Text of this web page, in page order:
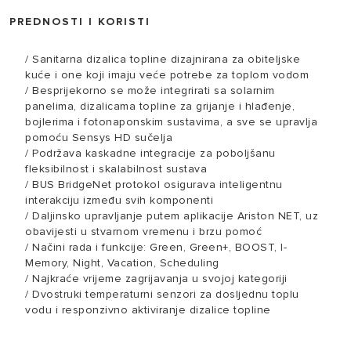
PREDNOSTI I KORISTI
/ Sanitarna dizalica topline dizajnirana za obiteljske
kuće i one koji imaju veće potrebe za toplom vodom
/ Besprijekorno se može integrirati sa solarnim
panelima, dizalicama topline za grijanje i hlađenje,
bojlerima i fotonaponskim sustavima, a sve se upravlja
pomoću Sensys HD sučelja
/ Podržava kaskadne integracije za poboljšanu
fleksibilnost i skalabilnost sustava
/ BUS BridgeNet protokol osigurava inteligentnu
interakciju između svih komponenti
/ Daljinsko upravljanje putem aplikacije Ariston NET, uz
obavijesti u stvarnom vremenu i brzu pomoć
/ Načini rada i funkcije: Green, Green+, BOOST, I-
Memory, Night, Vacation, Scheduling
/ Najkraće vrijeme zagrijavanja u svojoj kategoriji
/ Dvostruki temperaturni senzori za dosljednu toplu
vodu i responzivno aktiviranje dizalice topline